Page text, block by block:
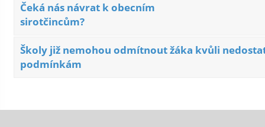
Čeká nás návrat k obecním
sirotčincům?
Školy již nemohou odmítnout žáka kvůli
podmínkám